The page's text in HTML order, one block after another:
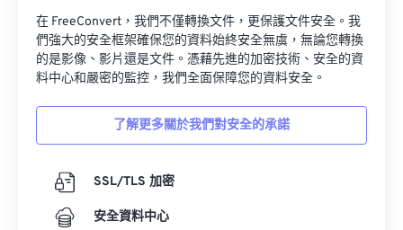
在 FreeConvert，我們不僅轉換文件，更保護文件安全。我
們強大的安全框架確保您的資料始終安全無虞，無論您轉換
的是影像、影片還是文件。憑藉先進的加密技術、安全的資
料中心和嚴密的監控，我們全面保障您的資料安全。
了解更多關於我們對安全的承諾
SSL/TLS 加密
安全資料中心